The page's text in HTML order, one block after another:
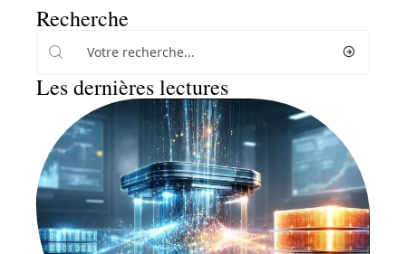
Recherche
Les dernières lectures